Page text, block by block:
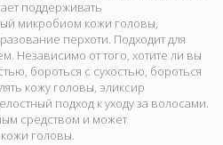
поддерживать
микробиом кожи головы,
перхоти. Подходит для
Независимо от того, хотите ли вы
бороться с сухостью, бороться
кожу головы, эликсир
подход к уходу за волосами.
средством и может
головы.